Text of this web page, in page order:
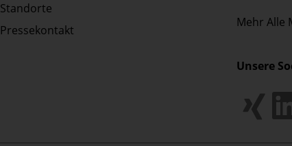
Standorte
Pressekontakt
Mehr Alle
Unsere